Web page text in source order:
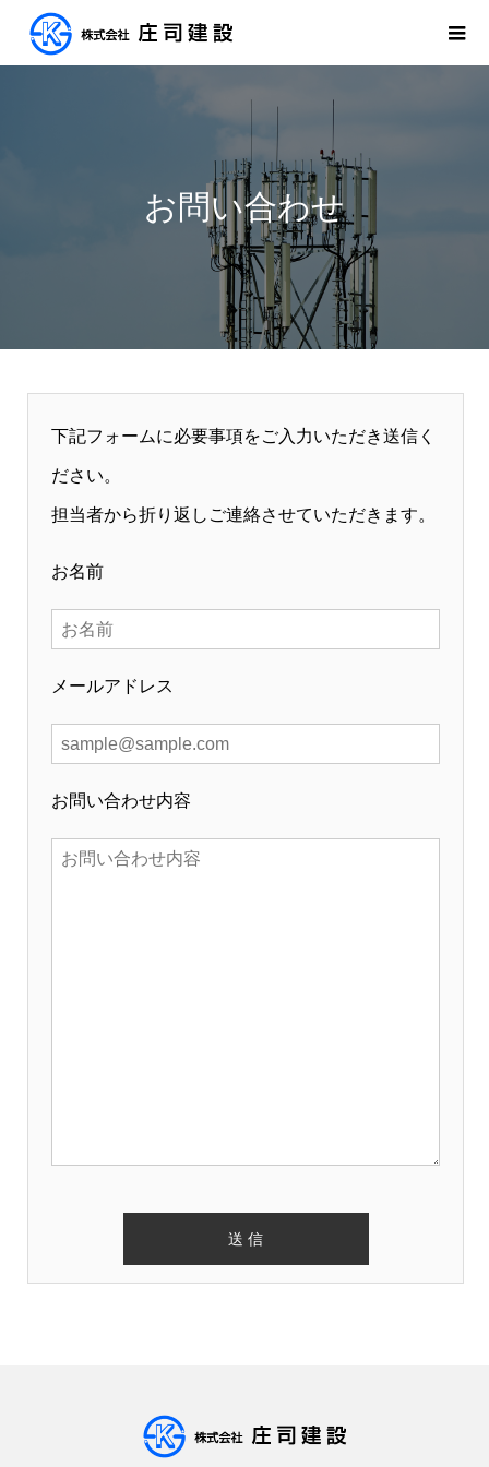
お問い合わせ
下記フォームに必要事項をご入力いただき送信く
ださい。
担当者から折り返しご連絡させていただきます。
お名前
メールアドレス
お問い合わせ内容